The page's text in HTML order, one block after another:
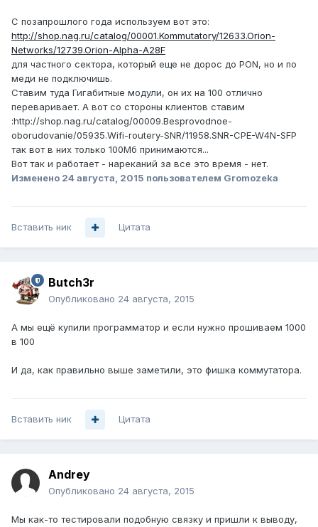
С позапрошлого года используем вот это:
http://shop.nag.ru/catalog/00001.Kommutatory/12633.Orion-
Networks/12739.Orion-Alpha-A28F
для частного сектора, который еще не дорос до PON, но и по
меди не подключишь.
Ставим туда Гигабитные модули, он их на 100 отлично
переваривает. А вот со стороны клиентов ставим
:http://shop.nag.ru/catalog/00009.Besprovodnoe-
oborudovanie/05935.Wifi-routery-SNR/11958.SNR-CPE-W4N-SFP
так вот в них только 100Мб принимаются...
Вот так и работает - нареканий за все это время - нет.
Изменено 24 августа, 2015 пользователем Gromozeka
Вставить ник Цитата
Butch3r
Опубликовано 24 августа, 2015
А мы ещё купили программатор и если нужно прошиваем 1000
в 100
И да, как правильно выше заметили, это фишка коммутатора.
Вставить ник Цитата
Аndrey
Опубликовано 24 августа, 2015
Мы как-то тестировали подобную связку и пришли к выводу,